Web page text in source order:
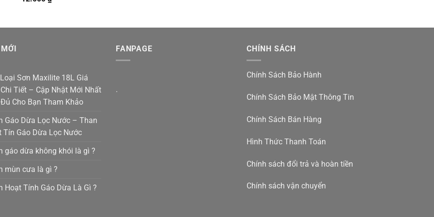
Sơn Maxilite 18L Giá
Tiết – Cập Nhật Mới Nhất
Cho Bạn Tham Khảo
Gáo Dừa Lọc Nước – Than
Tín Gáo Dừa Lọc Nước
gáo dừa không khói là gì ?
mùn cưa là gì ?
Hoạt Tính Gáo Dừa Là Gì ?
FANPAGE
.
CHÍNH SÁCH
Chính Sách Bảo Hành
Chính Sách Bảo Mật Thông Tin
Chính Sách Bán Hàng
Hình Thức Thanh Toán
Chính sách đổi trả và hoàn tiền
Chính sách vận chuyển